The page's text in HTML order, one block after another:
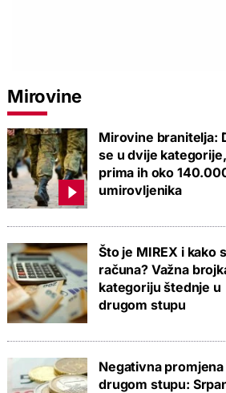
Mirovine
Mirovine branitelja:
se u dvije
prima ih oko
umirovljenika
Što je MIREX i kako
računa? Važna
kategoriju štednje u
drugom stupu
Negativna promjena
drugom stupu: